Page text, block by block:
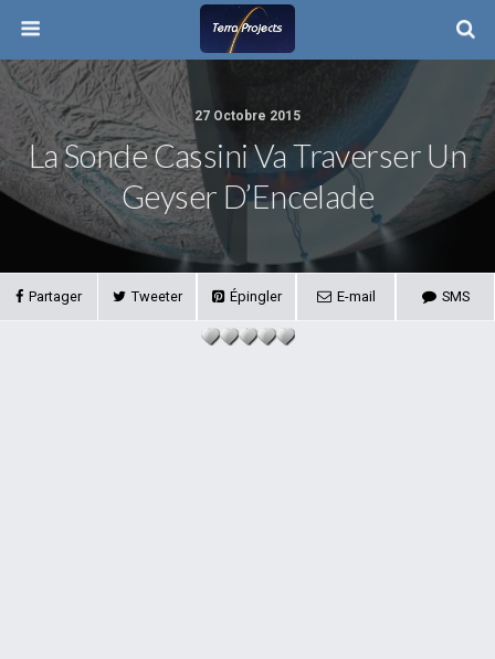
27 Octobre 2015
La Sonde Cassini Va Traverser Un
Geyser D’Encelade
Partager Tweeter Épingler E-mail SMS